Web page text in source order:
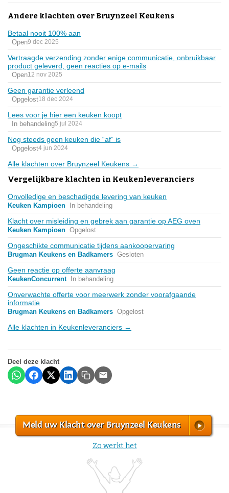
Andere klachten over Bruynzeel Keukens
Betaal nooit 100% aan
Open9 dec 2025
Vertraagde verzending zonder enige communicatie, onbruikbaar
product geleverd, geen reacties op e-mails
Open12 nov 2025
Geen garantie verleend
Opgelost18 dec 2024
Lees voor je hier een keuken koopt
In behandeling5 jul 2024
Nog steeds geen keuken die “af” is
Opgelost4 jun 2024
Alle klachten over Bruynzeel Keukens →
Vergelijkbare klachten in Keukenleveranciers
Onvolledige en beschadigde levering van keuken
Keuken Kampioen In behandeling
Klacht over misleiding en gebrek aan garantie op AEG oven
Keuken Kampioen Opgelost
Ongeschikte communicatie tijdens aankoopervaring
Brugman Keukens en Badkamers Gesloten
Geen reactie op offerte aanvraag
KeukenConcurrent In behandeling
Onverwachte offerte voor meerwerk zonder voorafgaande
informatie
Brugman Keukens en Badkamers Opgelost
Alle klachten in Keukenleveranciers →
Deel deze klacht
Meld uw Klacht over Bruynzeel Keukens
Zo werkt het